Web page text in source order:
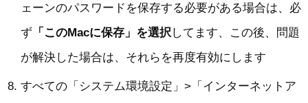
ェーンのパスワードを保存する必要がある場合は、必
ず 「このMacに保存」を選択 してます、この後、問題
が解決した場合は、それらを再度有効にします
すべての「システム環境設定」>「インターネットア